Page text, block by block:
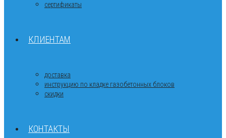
сертификаты
КЛИЕНТАМ
доставка
инструкцию по кладке газобетонных блоков
скидки
КОНТАКТЫ